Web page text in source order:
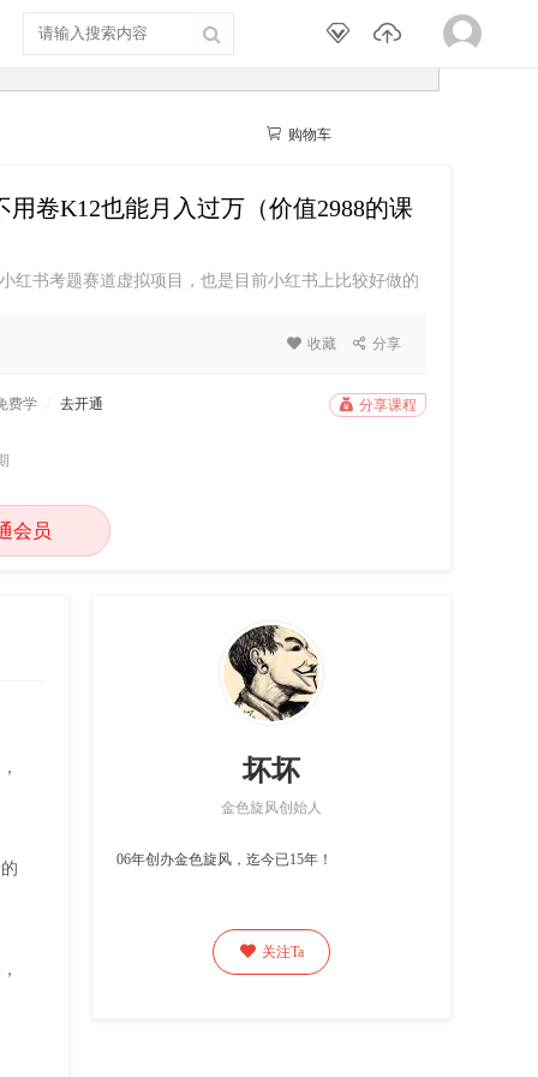
 购物车
卷K12也能月入过万（价值2988的课
红书考题赛道虚拟项目，也是目前小红书上比较好做的
跑了一年之久，也在今年三月份带了一些人内测小红书
 收藏  分享
费学 去开通  分享课程
会员
坏坏
金色旋风创始人
06年创办金色旋风，迄今已15年！
 关注Ta